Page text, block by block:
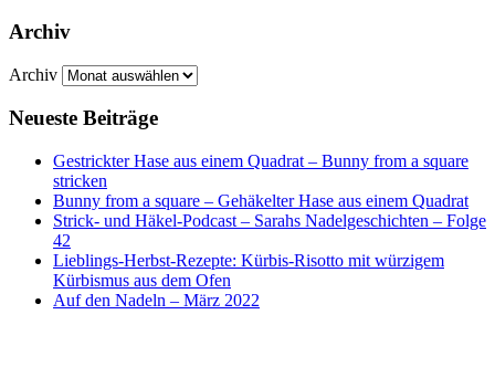
Archiv
Archiv
Neueste Beiträge
Gestrickter Hase aus einem Quadrat – Bunny from a square
stricken
Bunny from a square – Gehäkelter Hase aus einem Quadrat
Strick- und Häkel-Podcast – Sarahs Nadelgeschichten – Folge
42
Lieblings-Herbst-Rezepte: Kürbis-Risotto mit würzigem
Kürbismus aus dem Ofen
Auf den Nadeln – März 2022